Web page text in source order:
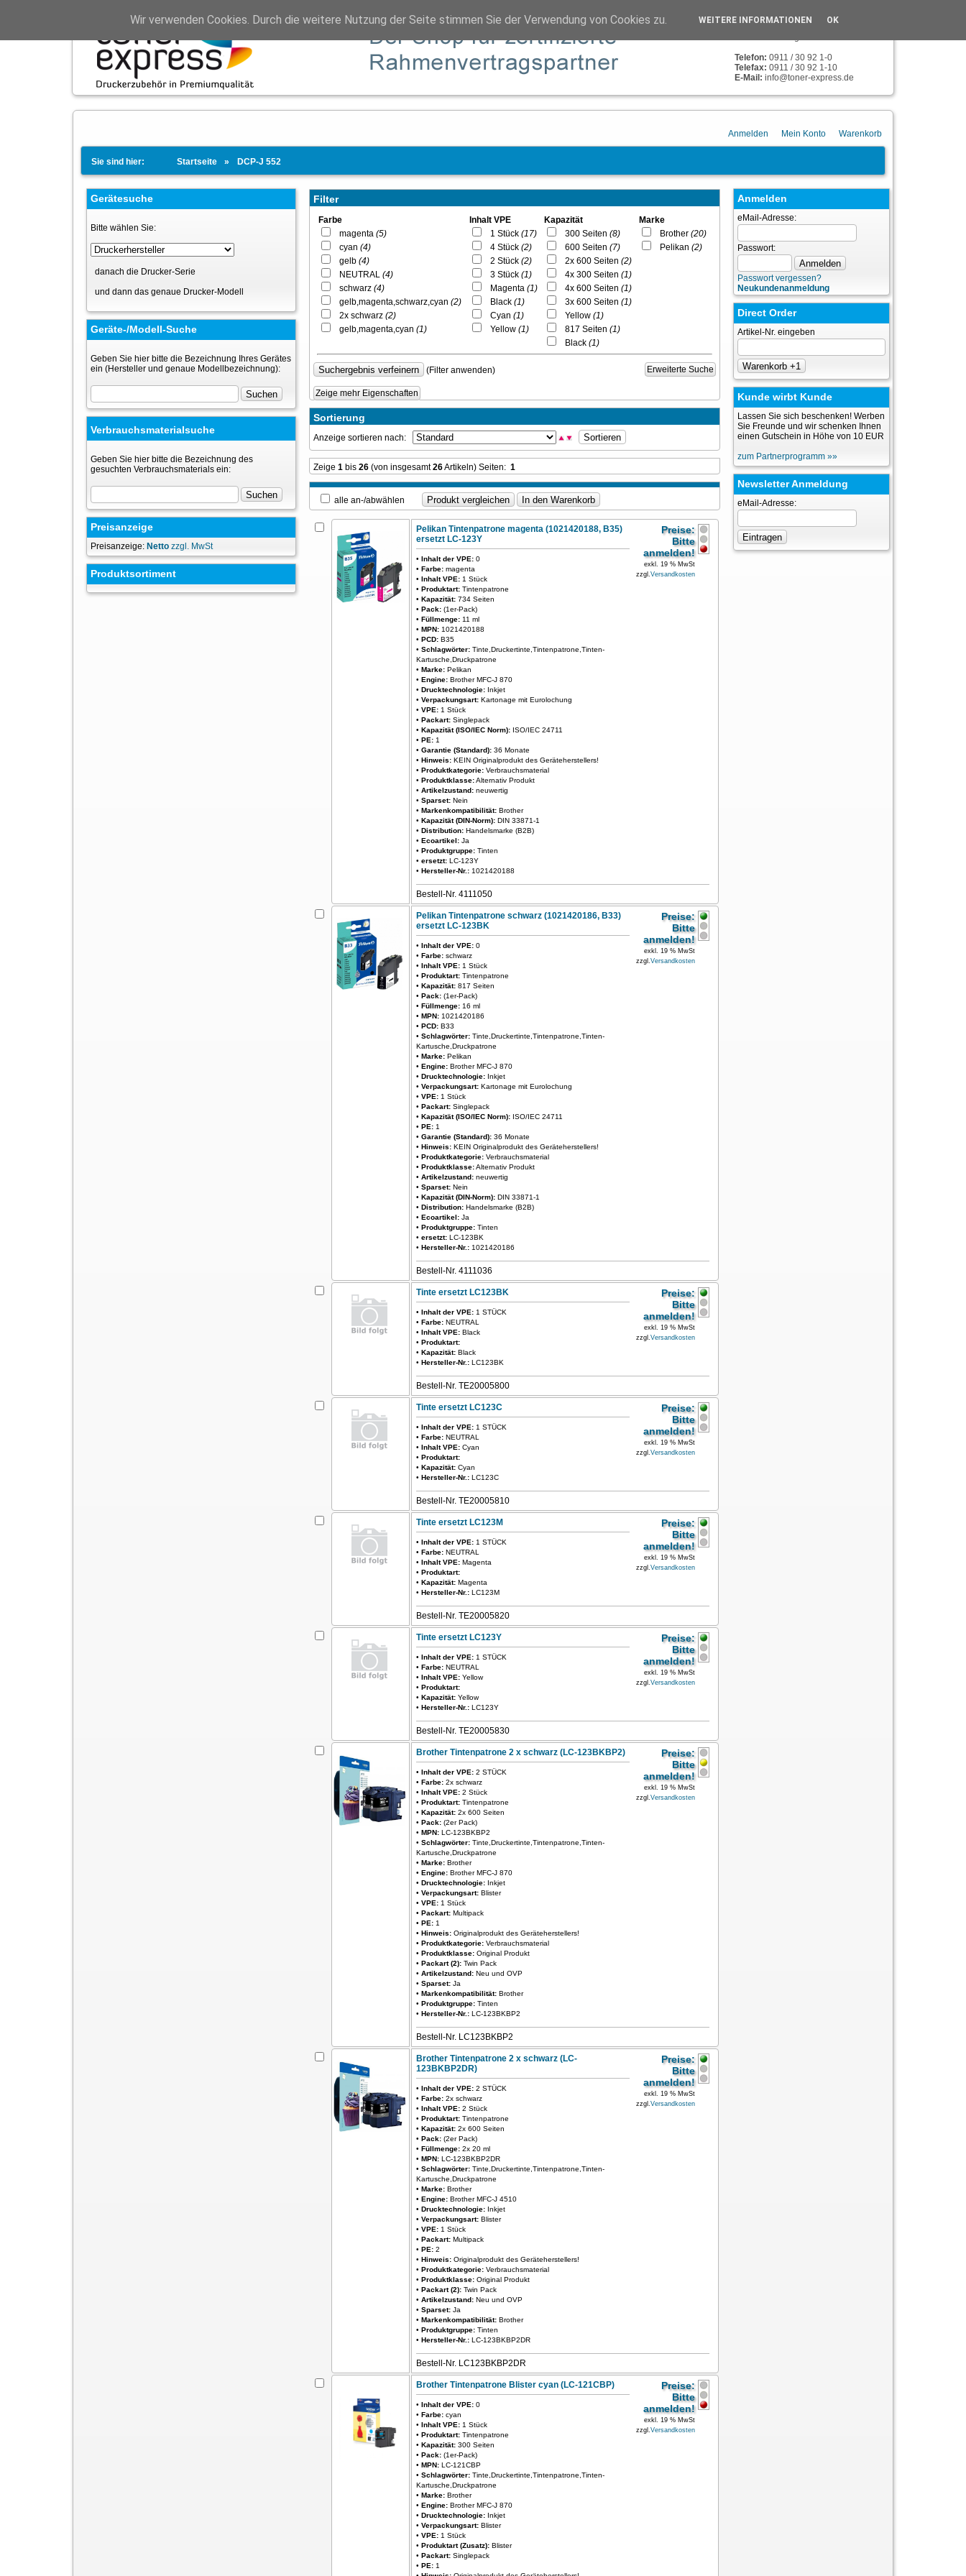
TONER-EXPRESS
Telefon: 0911 / 30 92 1-0
Telefax: 0911 / 30 92 1-10
E-Mail: info@toner-express.de
Anmelden Mein Konto Warenkorb
Sie sind hier: Startseite DCP-J 552
Gerätesuche
Bitte wählen Sie:
danach die Drucker-Serie
und dann das genaue Drucker-Modell
Geräte-/Modell-Suche
Geben Sie hier bitte die Bezeichnung Ihres Gerätes
ein (Hersteller und genaue Modellbezeichnung):
Verbrauchsmaterialsuche
Geben Sie hier bitte die Bezeichnung des
gesuchten Verbrauchsmaterials ein:
Preisanzeige
Preisanzeige: Netto zzgl. MwSt
Produktsortiment
Filter
Farbe
magenta (5)
cyan (4)
gelb (4)
NEUTRAL (4)
schwarz (4)
gelb,magenta,schwarz,cyan (2)
2x schwarz (2)
gelb,magenta,cyan (1)
Inhalt VPE
1 Stück (17)
4 Stück (2)
2 Stück (2)
3 Stück (1)
Magenta (1)
Black (1)
Cyan (1)
Yellow (1)
Kapazität
300 Seiten (8)
600 Seiten (7)
2x 600 Seiten (2)
4x 300 Seiten (1)
4x 600 Seiten (1)
3x 600 Seiten (1)
Yellow (1)
817 Seiten (1)
Black (1)
Marke
Brother (20)
Pelikan (2)
Erweiterte Suche
(Filter anwenden)
Zeige mehr Eigenschaften
Sortierung
Anzeige sortieren nach:
Zeige 1 bis 26 (von insgesamt26Artikeln) Seiten: 1
alle an-/abwählen
Pelikan Tintenpatrone magenta (1021420188, B35)
ersetzt LC-123Y
• Inhalt der VPE: 0
• Farbe: magenta
• Inhalt VPE: 1 Stück
• Produktart: Tintenpatrone
• Kapazität: 734 Seiten
• Pack: (1er-Pack)
• Füllmenge: 11 ml
• MPN: 1021420188
• PCD: B35
• Schlagwörter: Tinte,Druckertinte,Tintenpatrone,Tinten-
Kartusche,Druckpatrone
• Marke: Pelikan
• Engine: Brother MFC-J 870
• Drucktechnologie: Inkjet
• Verpackungsart: Kartonage mit Eurolochung
• VPE: 1 Stück
• Packart: Singlepack
• Kapazität (ISO/IEC Norm): ISO/IEC 24711
• PE: 1
• Garantie (Standard): 36 Monate
• Hinweis: KEIN Originalprodukt des Geräteherstellers!
• Produktkategorie: Verbrauchsmaterial
• Produktklasse:Alternativ Produkt
• Artikelzustand: neuwertig
• Sparset: Nein
• Markenkompatibilität: Brother
• Kapazität (DIN-Norm): DIN 33871-1
• Distribution: Handelsmarke (B2B)
• Ecoartikel: Ja
• Produktgruppe: Tinten
• ersetzt: LC-123Y
• Hersteller-Nr.: 1021420188
Preise:
Bitte
anmelden!
exkl. 19 % MwSt
zzgl.Versandkosten
Bestell-Nr. 4111050
Pelikan Tintenpatrone schwarz (1021420186, B33)
ersetzt LC-123BK
• Inhalt der VPE: 0
• Farbe: schwarz
• Inhalt VPE: 1 Stück
• Produktart: Tintenpatrone
• Kapazität: 817 Seiten
• Pack: (1er-Pack)
• Füllmenge: 16 ml
• MPN: 1021420186
• PCD: B33
• Schlagwörter: Tinte,Druckertinte,Tintenpatrone,Tinten-
Kartusche,Druckpatrone
• Marke: Pelikan
• Engine: Brother MFC-J 870
• Drucktechnologie: Inkjet
• Verpackungsart: Kartonage mit Eurolochung
• VPE: 1 Stück
• Packart: Singlepack
• Kapazität (ISO/IEC Norm): ISO/IEC 24711
• PE: 1
• Garantie (Standard): 36 Monate
• Hinweis: KEIN Originalprodukt des Geräteherstellers!
• Produktkategorie: Verbrauchsmaterial
• Produktklasse:Alternativ Produkt
• Artikelzustand: neuwertig
• Sparset: Nein
• Kapazität (DIN-Norm): DIN 33871-1
• Distribution: Handelsmarke (B2B)
• Ecoartikel: Ja
• Produktgruppe: Tinten
• ersetzt: LC-123BK
• Hersteller-Nr.: 1021420186
Preise:
Bitte
anmelden!
exkl. 19 % MwSt
zzgl.Versandkosten
Bestell-Nr. 4111036
Tinte ersetzt LC123BK
• Inhalt der VPE: 1 STÜCK
• Farbe: NEUTRAL
• Inhalt VPE: Black
• Produktart:
• Kapazität: Black
• Hersteller-Nr.: LC123BK
Preise:
Bitte
anmelden!
exkl. 19 % MwSt
zzgl.Versandkosten
Bestell-Nr. TE20005800
Tinte ersetzt LC123C
• Inhalt der VPE: 1 STÜCK
• Farbe: NEUTRAL
• Inhalt VPE: Cyan
• Produktart:
• Kapazität: Cyan
• Hersteller-Nr.: LC123C
Preise:
Bitte
anmelden!
exkl. 19 % MwSt
zzgl.Versandkosten
Bestell-Nr. TE20005810
Tinte ersetzt LC123M
• Inhalt der VPE: 1 STÜCK
• Farbe: NEUTRAL
• Inhalt VPE: Magenta
• Produktart:
• Kapazität: Magenta
• Hersteller-Nr.: LC123M
Preise:
Bitte
anmelden!
exkl. 19 % MwSt
zzgl.Versandkosten
Bestell-Nr. TE20005820
Tinte ersetzt LC123Y
• Inhalt der VPE: 1 STÜCK
• Farbe: NEUTRAL
• Inhalt VPE: Yellow
• Produktart:
• Kapazität: Yellow
• Hersteller-Nr.: LC123Y
Preise:
Bitte
anmelden!
exkl. 19 % MwSt
zzgl.Versandkosten
Bestell-Nr. TE20005830
Brother Tintenpatrone 2 x schwarz (LC-123BKBP2)
• Inhalt der VPE: 2 STÜCK
• Farbe: 2x schwarz
• Inhalt VPE: 2 Stück
• Produktart: Tintenpatrone
• Kapazität: 2x 600 Seiten
• Pack: (2er Pack)
• MPN: LC-123BKBP2
• Schlagwörter: Tinte,Druckertinte,Tintenpatrone,Tinten-
Kartusche,Druckpatrone
• Marke: Brother
• Engine: Brother MFC-J 870
• Drucktechnologie: Inkjet
• Verpackungsart: Blister
• VPE: 1 Stück
• Packart: Multipack
• PE: 1
• Hinweis: Originalprodukt des Geräteherstellers!
• Produktkategorie: Verbrauchsmaterial
• Produktklasse: Original Produkt
• Packart (2): Twin Pack
• Artikelzustand: Neu und OVP
• Sparset: Ja
• Markenkompatibilität: Brother
• Produktgruppe: Tinten
• Hersteller-Nr.: LC-123BKBP2
Preise:
Bitte
anmelden!
exkl. 19 % MwSt
zzgl.Versandkosten
Bestell-Nr. LC123BKBP2
Brother Tintenpatrone 2 x schwarz (LC-
123BKBP2DR)
• Inhalt der VPE: 2 STÜCK
• Farbe: 2x schwarz
• Inhalt VPE: 2 Stück
• Produktart: Tintenpatrone
• Kapazität: 2x 600 Seiten
• Pack: (2er Pack)
• Füllmenge: 2x 20 ml
• MPN: LC-123BKBP2DR
• Schlagwörter: Tinte,Druckertinte,Tintenpatrone,Tinten-
Kartusche,Druckpatrone
• Marke: Brother
• Engine: Brother MFC-J 4510
• Drucktechnologie: Inkjet
• Verpackungsart: Blister
• VPE: 1 Stück
• Packart: Multipack
• PE: 2
• Hinweis: Originalprodukt des Geräteherstellers!
• Produktkategorie: Verbrauchsmaterial
• Produktklasse: Original Produkt
• Packart (2): Twin Pack
• Artikelzustand: Neu und OVP
• Sparset: Ja
• Markenkompatibilität: Brother
• Produktgruppe: Tinten
• Hersteller-Nr.: LC-123BKBP2DR
Preise:
Bitte
anmelden!
exkl. 19 % MwSt
zzgl.Versandkosten
Bestell-Nr. LC123BKBP2DR
Brother Tintenpatrone Blister cyan (LC-121CBP)
• Inhalt der VPE: 0
• Farbe: cyan
• Inhalt VPE: 1 Stück
• Produktart: Tintenpatrone
• Kapazität: 300 Seiten
• Pack: (1er-Pack)
• MPN: LC-121CBP
• Schlagwörter: Tinte,Druckertinte,Tintenpatrone,Tinten-
Kartusche,Druckpatrone
• Marke: Brother
• Engine: Brother MFC-J 870
• Drucktechnologie: Inkjet
• Verpackungsart: Blister
• VPE: 1 Stück
• Produktart (Zusatz): Blister
• Packart: Singlepack
• PE: 1
Preise:
Bitte
anmelden!
exkl. 19 % MwSt
zzgl.Versandkosten
Anmelden
eMail-Adresse:
Passwort:
Passwort vergessen?
Neukundenanmeldung
Direct Order
Artikel-Nr. eingeben
Kunde wirbt Kunde
Lassen Sie sich beschenken! Werben
Sie Freunde und wir schenken Ihnen
einen Gutschein in Höhe von 10 EUR
zum Partnerprogramm »»
Newsletter Anmeldung
eMail-Adresse:
Wir verwenden Cookies. Durch die weitere Nutzung der Seite stimmen Sie der Verwendung von Cookies zu. WEITERE INFORMATIONEN OK